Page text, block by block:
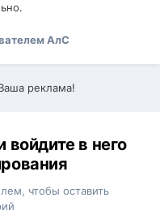
АлС
реклама!
войдите в него
чтобы оставить